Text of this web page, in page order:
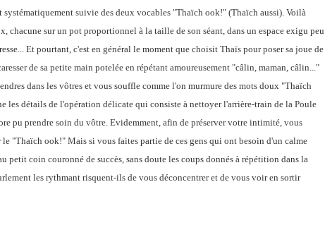
suivie des deux vocables "Thaïch ook!" (Thaïch aussi). Voilà
chacune sur un pot proportionnel à la taille de son séant, dans un espace exigu peu
Et pourtant, c'est en général le moment que choisit Thaïs pour poser sa joue de
de sa petite main potelée en répétant amoureusement "câlin, maman, câlin..."
dans les vôtres et vous souffle comme l'on murmure des mots doux "Thaïch
les détails de l'opération délicate qui consiste à nettoyer l'arrière-train de la Poule
pu prendre soin du vôtre. Evidemment, afin de préserver votre intimité, vous
"Thaïch ook!" Mais si vous faites partie de ces gens qui ont besoin d'un calme
petit coin couronné de succès, sans doute les coups donnés à répétition dans la
les rythmant risquent-ils de vous déconcentrer et de vous voir en sortir